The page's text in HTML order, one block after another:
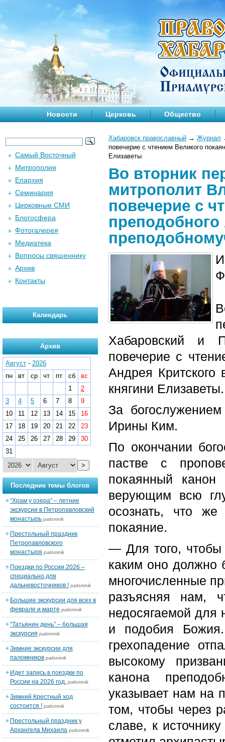
Новости Церковь Общество
Хабаровск православный → Журнал
повечерие с чтением Великого
Елизаветы
Во вторник
митрополит
повечерие с
преподобного
Хабаровский и
повечерие с
Андрея Критского
княгини Елизаветы.
За
Ирины Ким.
По окончании
пастве с
покаянный канон
верующим всю
осознать, что
покаяние.
— Для того, чтобы
каким оно должно
многочисленные
разъясняя нам,
недосягаемой для
и подобия
грехопадение
высокому
канона
указывает нам на
том, чтобы через
славе, к
Самый Восточный
Митрополия
Епархия
Семинария
Церковные СМИ
Блогосфера
Фотогалерея
Медиатека
Вопросы священнику
Архив
Контакты
Календарь
Архив
Август - 2026
пн
вт ср чт пт сб
вс
1
2
3
4 5 6 7 8
9
10
11 12 13 14 15
16
17
18 19 20 21 22
23
24
25 26 27 28 29
30
31
>
Последние темы блогов
“Храм у озера” – летние
экскурсии в Петропавловский
монастырь palomnik
Престольный праздник
Петропавловского
монастыря palomnik
Поездки по России 2026 –
специально для
дальневосточников ! palomnik
Большие экскурсии для всех в
феврале и марте palomnik
“Татьянин день” – большая
экскурсия palomnik
Зимние экскурсии для
паломников palomnik
Идет запись в поездки по
России на 2026 год. palomnik
Зимний Крестный ход
состоится ! palomnik
Престольный праздник у
Архангела Михаила palomnik